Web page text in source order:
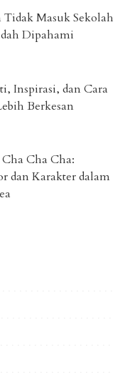
Masuk Sekolah
Dipahami
Inspirasi, dan Cara
Berkesan
Cha Cha:
dan Karakter dalam